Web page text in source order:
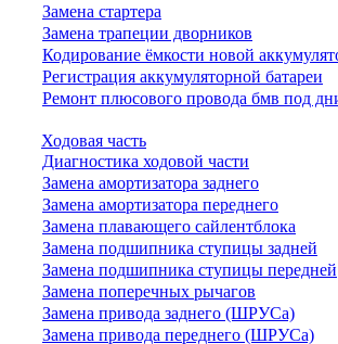
Замена стартера
Замена трапеции дворников
Кодирование ёмкости новой
Регистрация аккумуляторной батареи
Ремонт плюсового провода бмв под
Ходовая часть
Диагностика ходовой части
Замена амортизатора заднего
Замена амортизатора переднего
Замена плавающего сайлентблока
Замена подшипника ступицы задней
Замена подшипника ступицы передней
Замена поперечных рычагов
Замена привода заднего (ШРУСа)
Замена привода переднего (ШРУСа)